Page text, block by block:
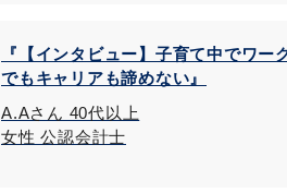
『【インタビュー】子育て中でワー
でもキャリアも諦めない』
A.Aさん 40代以上
女性 公認会計士